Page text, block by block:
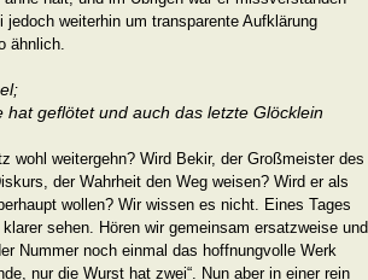
jedoch weiterhin um transparente Aufklärung
ähnlich.
hat geflötet und auch das letzte Glöcklein
wohl weitergehn? Wird Bekir, der Großmeister des
der Wahrheit den Weg weisen? Wird er als
wollen? Wir wissen es nicht. Eines Tages
sehen. Hören wir gemein­sam ersatzweise und
Nummer noch einmal das hoffnungvolle Werk
nur die Wurst hat zwei“. Nun aber in einer rein